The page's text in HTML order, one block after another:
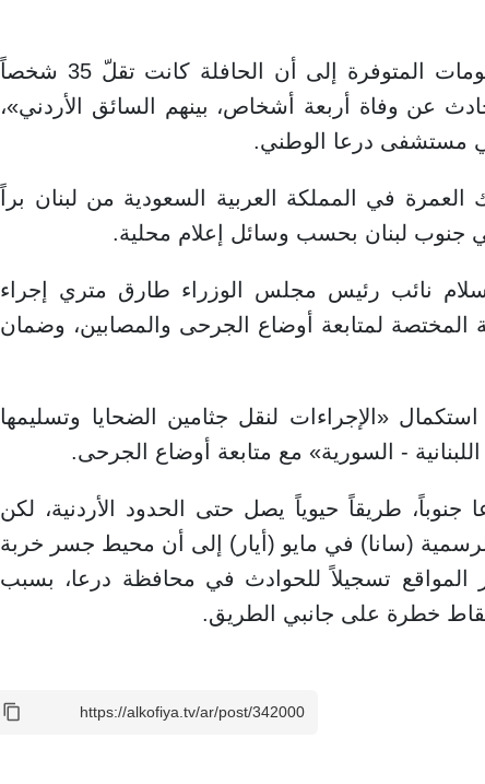
ووفق بيان حكومي لبناني، تشير المعلومات المتوفرة إلى أن الحافلة كانت تقلّ 35 شخصاً
عن وفاة أربعة أشخاص، بينهم السائق الأردني»،
مستشفى درعا الوطني.
في المملكة العربية السعودية من لبنان براً
جنوب لبنان بحسب وسائل إعلام محلية.
سلام نائب رئيس مجلس الوزراء طارق متري إجراء
المختصة لمتابعة أوضاع الجرحى والمصابين، وضمان
«الإجراءات لنقل جثامين الضحايا وتسليمها
- السورية» مع متابعة أوضاع الجرحى.
طريقاً حيوياً يصل حتى الحدود الأردنية، لكن
(سانا) في مايو (أيار) إلى أن محيط جسر خربة
المواقع تسجيلاً للحوادث في محافظة درعا، بسبب
خطرة على جانبي الطريق.